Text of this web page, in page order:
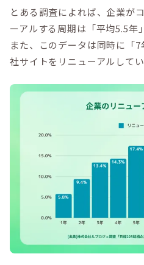
とある調査によれば、企業が
ーアルする周期は「平均5.5年
また、このデータは同時に「
社サイトをリニューアルして